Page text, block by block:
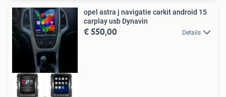
opel astra j navigatie carkit android 15
carplay usb Dynavin
€ 550,00 Details